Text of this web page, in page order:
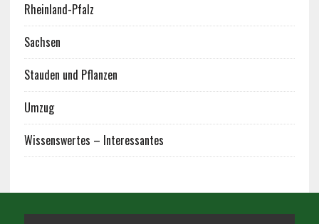
Rheinland-Pfalz
Sachsen
Stauden und Pflanzen
Umzug
Wissenswertes – Interessantes